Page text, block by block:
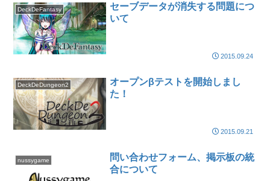
DeckDeFantasy
セーブデータが消失する問題につ
いて
2015.09.24
DeckDeDungeon2
オープンβテストを開始しまし
た！
2015.09.21
nussygame
問い合わせフォーム、掲示板の統
合について